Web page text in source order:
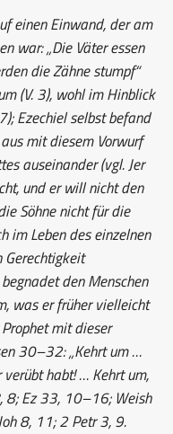
einen Einwand, der am
war: „Die Väter essen
die Zähne stumpf“
(V. 3), wohl im Hinblick
Ezechiel selbst befand
mit diesem Vorwurf
auseinander (vgl. Jer
und er will nicht den
Söhne nicht für die
im Leben des einzelnen
Gerechtigkeit
den Menschen
was er früher vielleicht
mit dieser
30–32: „Kehrt um …
habt! … Kehrt um,
8; Ez 33, 10–16; Weish
8, 11; 2 Petr 3, 9.